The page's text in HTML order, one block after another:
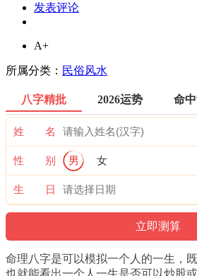
发表评论
A+
所属分类： 民俗风水
八字精批 2026运势 命
姓 名
性 别 男 女
生 日
命理八字是可以模拟一个人的一生，
也就能看出一个人一生是否可以炒股